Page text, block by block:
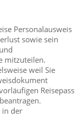
Personalausweis
sowie sein
mitzuteilen.
weil Sie
Reisepass
in der